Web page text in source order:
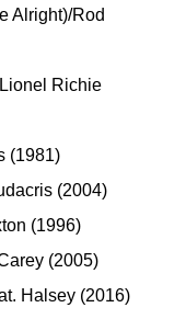
Alright)/Rod
Richie
(1981)
(2004)
(1996)
(2005)
Halsey (2016)